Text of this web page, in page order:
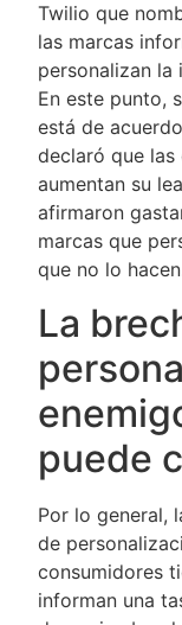
Twilio que
las marcas
personalizan la
En este punto,
está de
declaró que las
aumentan su
afirmaron
marcas que
que no lo
La
puede
Por lo general,
de
consumidores
informan una